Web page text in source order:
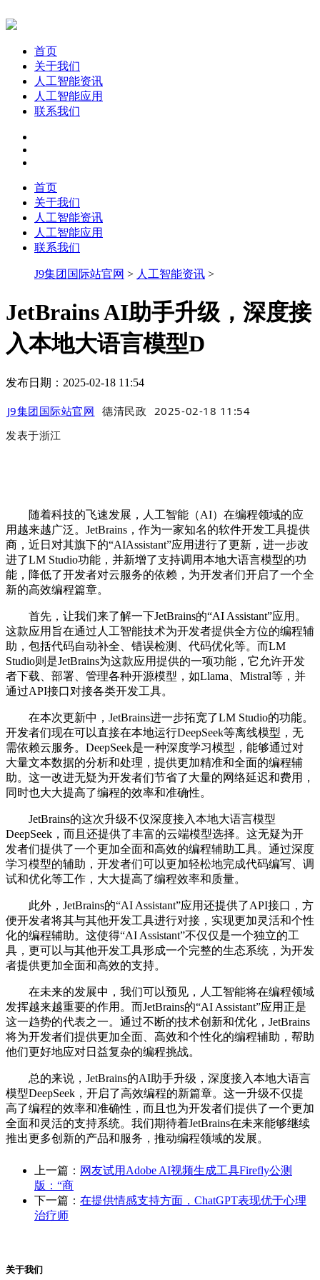
首页
关于我们
人工智能资讯
人工智能应用
联系我们
首页
关于我们
人工智能资讯
人工智能应用
联系我们
J9集团国际站官网 > 人工智能资讯 >
JetBrains AI助手升级，深度接
入本地大语言模型D
发布日期：2025-02-18 11:54
J9集团国际站官网 德清民政 2025-02-18 11:54
发表于浙江
随着科技的飞速发展，人工智能（AI）在编程领域的应
用越来越广泛。JetBrains，作为一家知名的软件开发工具提供
商，近日对其旗下的“AIAssistant”应用进行了更新，进一步改
进了LM Studio功能，并新增了支持调用本地大语言模型的功
能，降低了开发者对云服务的依赖，为开发者们开启了一个全
新的高效编程篇章。
首先，让我们来了解一下JetBrains的“AI Assistant”应用。
这款应用旨在通过人工智能技术为开发者提供全方位的编程辅
助，包括代码自动补全、错误检测、代码优化等。而LM
Studio则是JetBrains为这款应用提供的一项功能，它允许开发
者下载、部署、管理各种开源模型，如Llama、Mistral等，并
通过API接口对接各类开发工具。
在本次更新中，JetBrains进一步拓宽了LM Studio的功能。
开发者们现在可以直接在本地运行DeepSeek等离线模型，无
需依赖云服务。DeepSeek是一种深度学习模型，能够通过对
大量文本数据的分析和处理，提供更加精准和全面的编程辅
助。这一改进无疑为开发者们节省了大量的网络延迟和费用，
同时也大大提高了编程的效率和准确性。
JetBrains的这次升级不仅深度接入本地大语言模型
DeepSeek，而且还提供了丰富的云端模型选择。这无疑为开
发者们提供了一个更加全面和高效的编程辅助工具。通过深度
学习模型的辅助，开发者们可以更加轻松地完成代码编写、调
试和优化等工作，大大提高了编程效率和质量。
此外，JetBrains的“AI Assistant”应用还提供了API接口，方
便开发者将其与其他开发工具进行对接，实现更加灵活和个性
化的编程辅助。这使得“AI Assistant”不仅仅是一个独立的工
具，更可以与其他开发工具形成一个完整的生态系统，为开发
者提供更加全面和高效的支持。
在未来的发展中，我们可以预见，人工智能将在编程领域
发挥越来越重要的作用。而JetBrains的“AI Assistant”应用正是
这一趋势的代表之一。通过不断的技术创新和优化，JetBrains
将为开发者们提供更加全面、高效和个性化的编程辅助，帮助
他们更好地应对日益复杂的编程挑战。
总的来说，JetBrains的AI助手升级，深度接入本地大语言
模型DeepSeek，开启了高效编程的新篇章。这一升级不仅提
高了编程的效率和准确性，而且也为开发者们提供了一个更加
全面和灵活的支持系统。我们期待着JetBrains在未来能够继续
推出更多创新的产品和服务，推动编程领域的发展。
上一篇： 网友试用Adobe AI视频生成工具Firefly公测
版：“商
下一篇： 在提供情感支持方面，ChatGPT表现优于心理
治疗师
关于我们